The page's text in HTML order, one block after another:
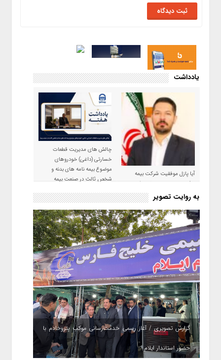
یادداشت
آیا پازل موفقیت شرکت بیمه
حکمت صبا در سال ۱۴۰۵ کامل می
شود؟!
چالش های مدیریت قطعات
خسارتی (داغی) خودروهای
موضوع بیمه نامه های بدنه و
شخص ثالث در صنعت بیمه
به روایت تصویر
گزارش تصویری / آغاز رسمی خدمت‌رسانی موکب پتروخادم با
حضور استاندار ایلام